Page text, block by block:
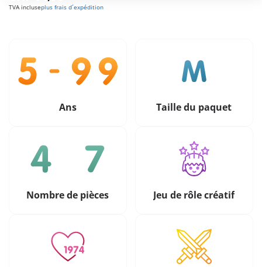
TVA incluseplus frais d´expédition
Ans Taille du paquet
Nombre de pièces Jeu de rôle créatif